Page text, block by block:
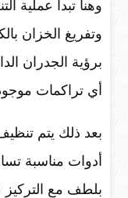
وهنا تبدأ عملية
وتفريغ الخزان
برؤية الجدران
أي تراكمات
بعد ذلك يتم
أدوات مناسبة
بلطف مع التركيز